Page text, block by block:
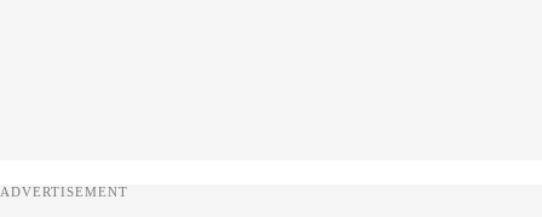
ADVERTISEMENT